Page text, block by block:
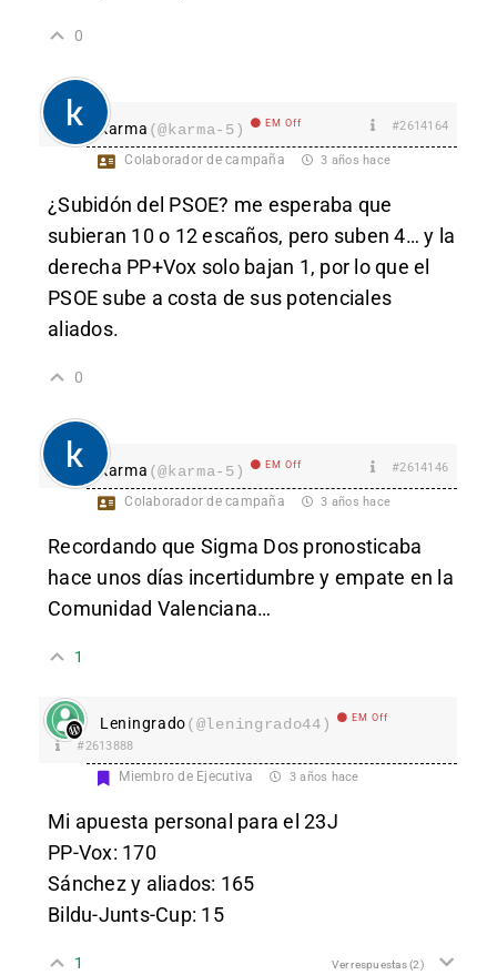
0
karma (@karma-5) EM Off #2614164
Colaborador de campaña 3 años hace
¿Subidón del PSOE? me esperaba que
subieran 10 o 12 escaños, pero suben 4… y la
derecha PP+Vox solo bajan 1, por lo que el
PSOE sube a costa de sus potenciales
aliados.
0
karma (@karma-5) EM Off #2614146
Colaborador de campaña 3 años hace
Recordando que Sigma Dos pronosticaba
hace unos días incertidumbre y empate en la
Comunidad Valenciana…
1
Leningrado(@leningrado44) EM Off
#2613888
Miembro de Ejecutiva 3 años hace
Mi apuesta personal para el 23J
PP-Vox: 170
Sánchez y aliados: 165
Bildu-Junts-Cup: 15
1 Ver respuestas(2)